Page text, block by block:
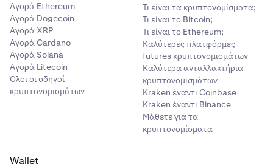
Αγορά Ethereum
Αγορά Dogecoin
Αγορά XRP
Αγορά Cardano
Αγορά Solana
Αγορά Litecoin
Όλοι οι οδηγοί
κρυπτονομισμάτων
Τι είναι τα κρυπτονομίσματα;
Τι είναι το Bitcoin;
Τι είναι το Ethereum;
Καλύτερες πλατφόρμες
futures κρυπτονομισμάτων
Καλύτερα ανταλλακτήρια
κρυπτονομισμάτων
Kraken έναντι Coinbase
Kraken έναντι Binance
Μάθετε για τα
κρυπτονομίσματα
Wallet